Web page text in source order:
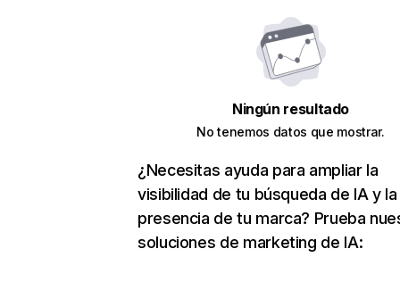
Ningún resultado
No tenemos datos que mostrar.
¿Necesitas ayuda para ampliar la
visibilidad de tu búsqueda de IA y la
presencia de tu marca? Prueba
soluciones de marketing de IA: